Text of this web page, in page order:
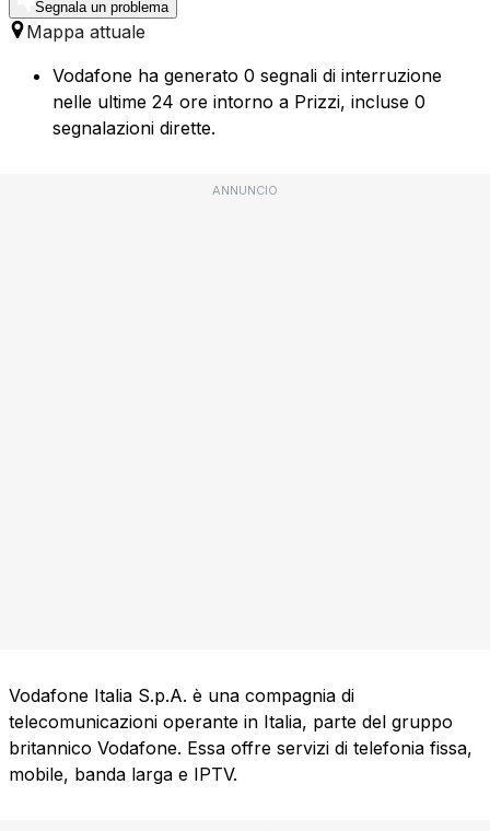
Segnala un problema
Mappa attuale
Vodafone ha generato 0 segnali di interruzione
nelle ultime 24 ore intorno a Prizzi, incluse 0
segnalazioni dirette.
ANNUNCIO
Vodafone Italia S.p.A. è una compagnia di
telecomunicazioni operante in Italia, parte del gruppo
britannico Vodafone. Essa offre servizi di telefonia fissa,
mobile, banda larga e IPTV.